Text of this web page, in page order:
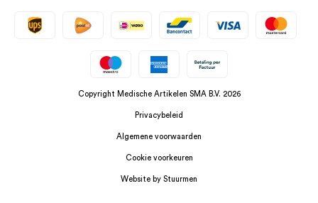
Copyright Medische Artikelen SMA B.V. 2026
Privacybeleid
Algemene voorwaarden
Cookie voorkeuren
Website by Stuurmen